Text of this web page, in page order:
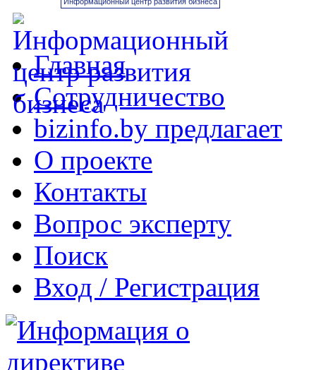
Главная
Сотрудничество
bizinfo.by предлагает
О проекте
Контакты
Вопрос эксперту
Поиск
Вход / Регистрация